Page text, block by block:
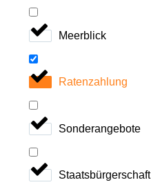
Meerblick
Ratenzahlung
Sonderangebote
Staatsbürgerschaft